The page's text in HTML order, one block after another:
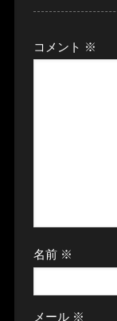
コメント ※
名前 ※
メール ※